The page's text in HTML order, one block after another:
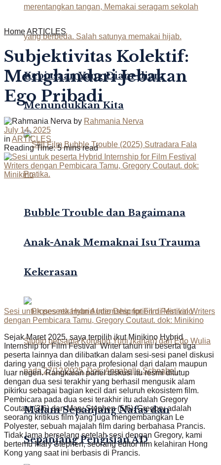
Kebiasaan Yang Diam-diam
Menundukkan Kita
Bubble Trouble dan Bagaimana
Anak-Anak Memaknai Isu Trauma
Kekerasan
Malam Sepanjang Nafas dan
Sepanjang Pengisian AD
HomeARTICLES
Subjektivitas Kolektif:
Menghindari Jebakan
Ego Pribadi
by Rahmania Nerva
July 14, 2025
in ARTICLES
Reading Time: 5 mins read
Sesi untuk peserta Hybrid Internship for Film Festival Writers
dengan Pembicara Tamu, Gregory Coutaut. dok: Minikino
Sejak Maret 2025, saya terpilih ikut Minikino Hybrid
Internship for Film Festival Writer tahun ini beserta tiga
peserta lainnya dan dilibatkan dalam sesi-sesi panel diskusi
daring yang diisi oleh para profesional dari dalam maupun
luar negeri. Rangkaian panel diskusi itu resmi ditutup
dengan dua sesi terakhir yang berhasil mengusik alam
pikirku sebagai bagian kecil dari seluruh ekosistem film.
Pembicara pada dua sesi terakhir itu adalah Gregory
Coutaut (3/6) dan Mary Stephen (5/6). Gregory adalah
seorang kritikus film yang juga mengembangkan Le
Polyester, sebuah majalah film daring berbahasa Prancis.
Tidak lama berselang setelah sesi dengan Gregory, kami
bertemu Mary Stephen, seorang editor film kelahiran Hong
Kong yang saat ini berbasis di Prancis.